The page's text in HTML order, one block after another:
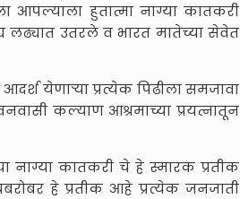
आपल्याला हुतात्मा नाग्या कातकरी
लढ्यात उतरले व भारत मातेच्या सेवेत
येणाऱ्या प्रत्येक पिढीला समजावा
कल्याण आश्रमाच्या प्रयत्नातून
नाग्या कातकरी चे हे स्मारक प्रतीक
हे प्रतीक आहे प्रत्येक जनजाती